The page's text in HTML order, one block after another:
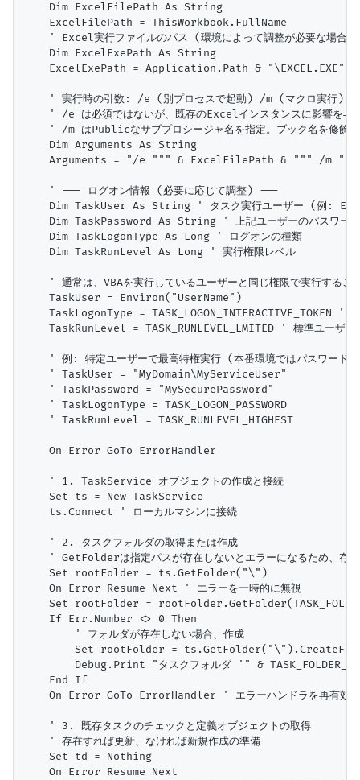
    Dim ExcelFilePath As String
    ExcelFilePath = ThisWorkbook.FullName
' Excel実行ファイルのパス (環境によって調整が必要な場合
    Dim ExcelExePath As String
    ExcelExePath = Application.Path & "\EXCEL.EXE"
    ' 実行時の引数: /e (別プロセスで起動) /m (マクロ実行)
' /e は必須ではないが、既存のExcelインスタンスに影響を与
' /m はPublicなサブプロシージャ名を指定。ブック名を修飾
    Dim Arguments As String
Arguments = "/e """ & ExcelFilePath & """ /m
    ' --- ログオン情報 (必要に応じて調整) ---
Dim TaskUser As String ' タスク実行ユーザー (例:
Dim TaskPassword As String ' 上記ユーザーのパスワー
    Dim TaskLogonType As Long ' ログオンの種類
    Dim TaskRunLevel As Long ' 実行権限レベル
' 通常は、VBAを実行しているユーザーと同じ権限で実行するこ
    TaskUser = Environ("UserName")
TaskLogonType = TASK_LOGON_INTERACTIVE_TOKEN ' ユー
TaskRunLevel = TASK_RUNLEVEL_LMITED ' 標準ユーザー
' 例: 特定ユーザーで最高特権実行 (本番環境ではパスワード
    ' TaskUser = "MyDomain\MyServiceUser"
    ' TaskPassword = "MySecurePassword"
    ' TaskLogonType = TASK_LOGON_PASSWORD
    ' TaskRunLevel = TASK_RUNLEVEL_HIGHEST
    On Error GoTo ErrorHandler
    ' 1. TaskService オブジェクトの作成と接続
    Set ts = New TaskService
    ts.Connect ' ローカルマシンに接続
    ' 2. タスクフォルダの取得または作成
' GetFolderは指定パスが存在しないとエラーになるため、存在
    Set rootFolder = ts.GetFolder("\")
    On Error Resume Next ' エラーを一時的に無視
Set rootFolder =
    If Err.Number <> 0 Then
        ' フォルダが存在しない場合、作成
Set rootFolder =
Debug.Print "タスクフォルダ '" &
    End If
    On Error GoTo ErrorHandler ' エラーハンドラを再有効化
    ' 3. 既存タスクのチェックと定義オブジェクトの取得
    ' 存在すれば更新、なければ新規作成の準備
    Set td = Nothing
    On Error Resume Next